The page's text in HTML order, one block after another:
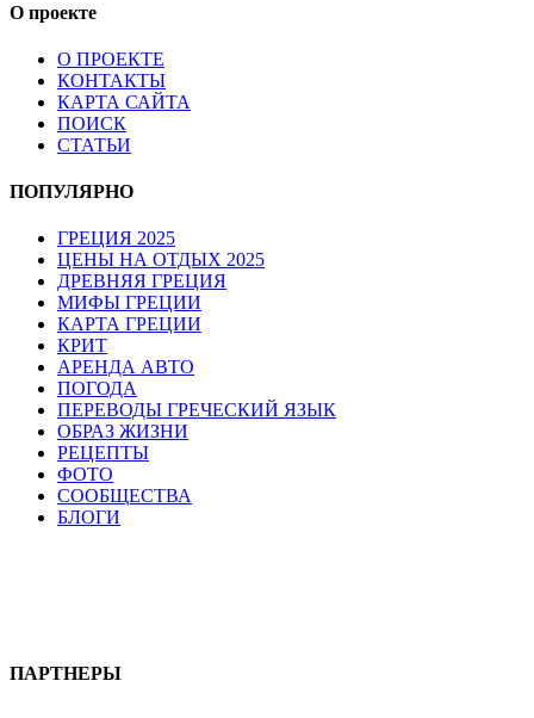
О проекте
О ПРОЕКТЕ
КОНТАКТЫ
КАРТА САЙТА
ПОИСК
СТАТЬИ
ПОПУЛЯРНО
ГРЕЦИЯ 2025
ЦЕНЫ НА ОТДЫХ 2025
ДРЕВНЯЯ ГРЕЦИЯ
МИФЫ ГРЕЦИИ
КАРТА ГРЕЦИИ
КРИТ
АРЕНДА АВТО
ПОГОДА
ПЕРЕВОДЫ ГРЕЧЕСКИЙ ЯЗЫК
ОБРАЗ ЖИЗНИ
РЕЦЕПТЫ
ФОТО
СООБЩЕСТВА
БЛОГИ
ПАРТНЕРЫ